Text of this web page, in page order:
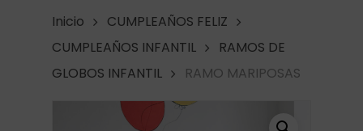
Inicio
CUMPLEAÑOS FELIZ
CUMPLEAÑOS INFANTIL
RAMOS DE
GLOBOS INFANTIL
RAMO MARIPOSAS